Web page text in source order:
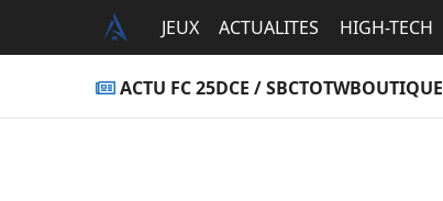
JEUX ACTUALITES HIGH-TECH
ACTU FC 25DCE / SBCTOTWBOUTIQUE